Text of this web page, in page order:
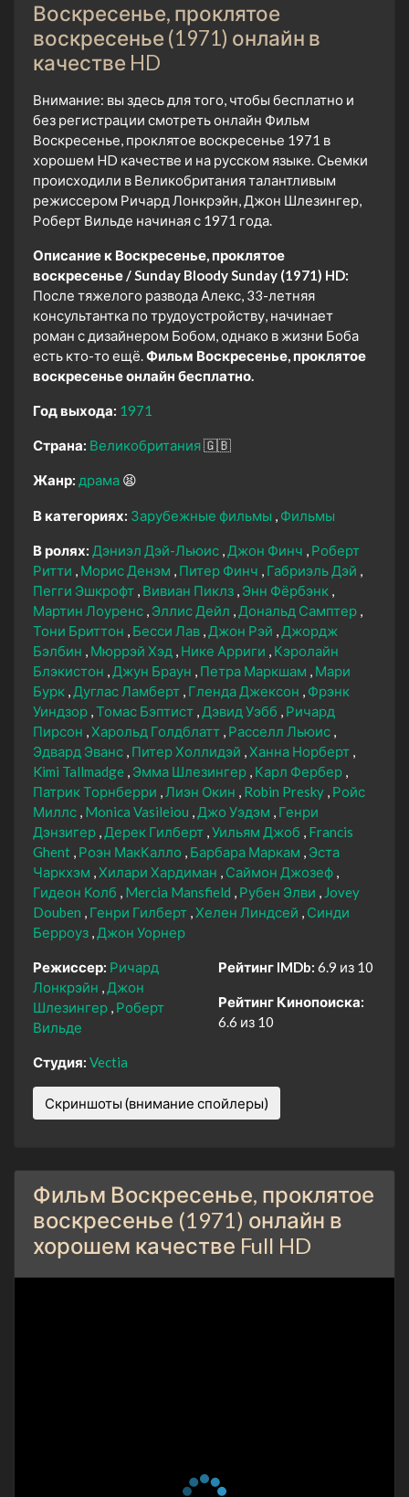
Воскресенье, проклятое
воскресенье (1971) онлайн в
качестве HD
Внимание: вы здесь для того, чтобы бесплатно и
без регистрации смотреть онлайн Фильм
Воскресенье, проклятое воскресенье 1971 в
хорошем HD качестве и на русском языке. Сьемки
происходили в Великобритания талантливым
режиссером Ричард Лонкрэйн, Джон Шлезингер,
Роберт Вильде начиная с 1971 года.
Описание к Воскресенье, проклятое
воскресенье / Sunday Bloody Sunday (1971) HD:
После тяжелого развода Алекс, 33-летняя
консультантка по трудоустройству, начинает
роман с дизайнером Бобом, однако в жизни Боба
есть кто-то ещё.Фильм Воскресенье, проклятое
воскресенье онлайн бесплатно.
Год выхода: 1971
Страна: Великобритания🇬🇧
Жанр: драма 😫
В категориях: Зарубежные фильмы Фильмы
В ролях: Дэниэл Дэй-Льюис Джон Финч
Роберт
Ритти
Морис Денэм Питер Финч
Габриэль Дэй
Пегги Эшкрофт Вивиан Пиклз Энн Фёрбэнк
Мартин Лоуренс Эллис Дейл
Дональд Самптер
Тони Бриттон
Бесси Лав Джон Рэй
Джордж
Бэлбин
Мюррэй Хэд Нике Арриги
Кэролайн
Блэкистон
Джун Браун Петра Маркшам
Мари
Бурк Дуглас Ламберт Гленда Джексон
Фрэнк
Уиндзор Томас Бэптист Дэвид Уэбб
Ричард
Пирсон Харольд Голдблатт Расселл Льюис
Эдвард Эванс Питер Холлидэй Ханна Норберт
Kimi Tallmadge Эмма Шлезингер Карл Фербер
Патрик Торнберри
Лиэн Окин Robin Presky Ройс
Миллс Monica Vasileiou Джо Уэдэм
Генри
Дэнзигер Дерек Гилберт Уильям Джоб
Francis
Ghent Роэн МакКалло Барбара Маркам
Эста
Чаркхэм Хилари Хардиман
Саймон Джозеф
Гидеон Колб
Mercia Mansfield Рубен Элви
Jovey
Douben
Генри Гилберт Хелен Линдсей
Синди
Берроуз Джон Уорнер
Режиссер: Ричард
Лонкрэйн
Джон
Шлезингер Роберт
Вильде
Студия: Vectia
Рейтинг IMDb: 6.9 из 10
Рейтинг Кинопоиска:
6.6 из 10
Скриншоты (внимание спойлеры)
Фильм Воскресенье, проклятое
воскресенье (1971) онлайн в
хорошем качестве Full HD